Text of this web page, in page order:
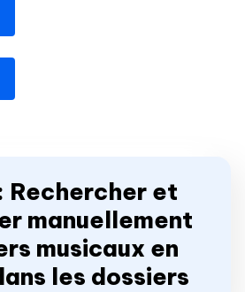
Rechercher et
manuellement
musicaux en
les dossiers